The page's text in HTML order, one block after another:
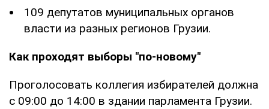
109 депутатов муниципальных органов
власти из разных регионов Грузии.
Как проходят выборы "по-новому"
Проголосовать коллегия избирателей должна
с 09:00 до 14:00 в здании парламента Грузии.